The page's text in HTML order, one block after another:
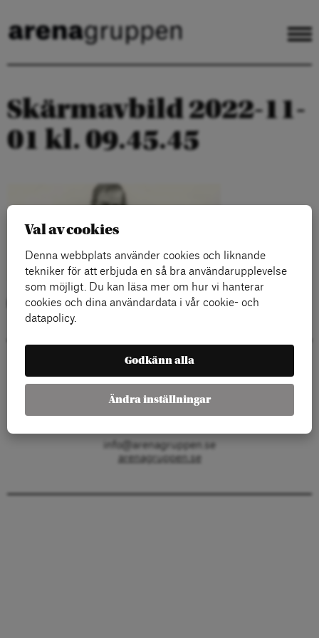
Skärmavbild 2022-11-
01 kl. 09.45.45
Kategorier:
Barnhusgatan 4
111 23 Stockholm
info@arenagruppen.se
arenagruppen.se
Val av cookies
Denna webbplats använder cookies och liknande
tekniker för att erbjuda en så bra användarupplevelse
som möjligt. Du kan läsa mer om hur vi hanterar
cookies och dina användardata i vår cookie- och
datapolicy.
Godkänn alla
Ändra inställningar